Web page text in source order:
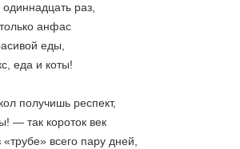
раз,
анфас
еды,
еда и коты!
получишь респект,
— так короток век
всего пару дней,